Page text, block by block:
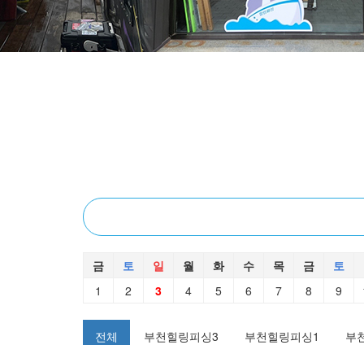
금 토 일 월 화 수 목 금 토
1
2 3 4 5 6 7 8 9
전체 부천힐링피싱3 부천힐링피싱1 부